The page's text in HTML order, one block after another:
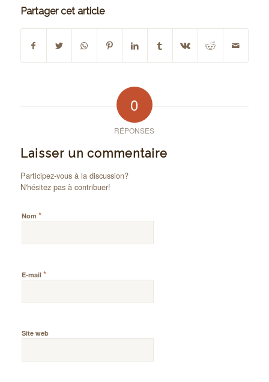
Partager cet article
0
RÉPONSES
Laisser un commentaire
Participez-vous à la discussion?
N'hésitez pas à contribuer!
Nom *
E-mail *
Site web